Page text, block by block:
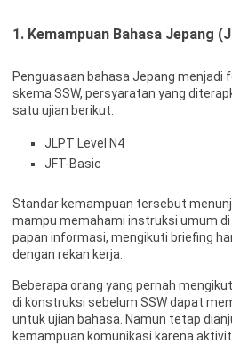
1. Kemampuan Bahasa Jepang
Penguasaan bahasa Jepang menjadi
skema SSW, persyaratan yang
satu ujian berikut:
JLPT Level N4
JFT-Basic
Standar kemampuan tersebut
mampu memahami instruksi umum
papan informasi, mengikuti briefing
dengan rekan kerja.
Beberapa orang yang pernah
di konstruksi sebelum SSW dapat
untuk ujian bahasa. Namun tetap
kemampuan komunikasi karena